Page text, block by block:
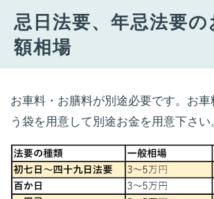
忌日法要、年忌法要の
額相場
お車料・お膳料が別途必要です。お
う袋を用意して別途お金を用意下さい